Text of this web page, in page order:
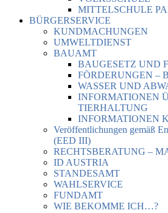
MITTELSCHULE
BÜRGERSERVICE
KUNDMACHUNGEN
UMWELTDIENST
BAUAMT
BAUGESETZ UND
FÖRDERUNGEN –
WASSER UND
INFORMATIONEN
TIERHALTUNG
INFORMATIONEN
Veröffentlichungen gemäß
(EED III)
RECHTSBERATUNG –
ID AUSTRIA
STANDESAMT
WAHLSERVICE
FUNDAMT
WIE BEKOMME ICH…?